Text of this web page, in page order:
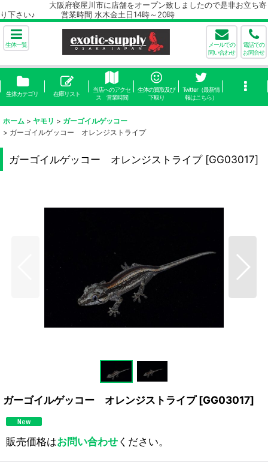
大阪府寝屋川市に店舗をオープン致しましたので是非お立ち寄
り下さい♪ 営業時間 水木金土日14時～20時
生体一覧
メールでの
問い合わせ
電話での
お問合せ
生体カテゴリ 在庫リスト
当店へのアクセ
ス 営業時間
生体の買取及び
下取り
Twitter（最新情
報はこちら）
ホーム > ヤモリ > ガーゴイルゲッコー
> ガーゴイルゲッコー オレンジストライプ
ガーゴイルゲッコー オレンジストライプ [GG03017]
ガーゴイルゲッコー オレンジストライプ [GG03017]
販売価格はお問い合わせください。